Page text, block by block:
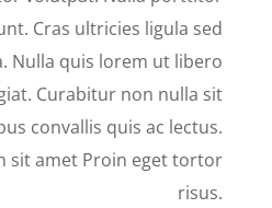
Cras ultricies ligula sed
Nulla quis lorem ut libero
Curabitur non nulla sit
convallis quis ac lectus.
sit amet Proin eget tortor
risus.